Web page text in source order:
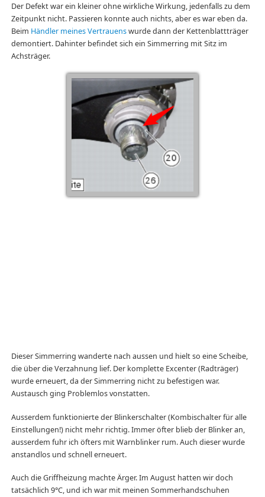
Der Defekt war ein kleiner ohne wirkliche Wirkung, jedenfalls zu dem
Zeitpunkt nicht. Passieren konnte auch nichts, aber es war eben da.
Beim Händler meines Vertrauenswurde dann der Kettenblattträger
demontiert. Dahinter befindet sich ein Simmerring mit Sitz im
Achsträger.
Dieser Simmerring wanderte nach aussen und hielt so eine Scheibe,
die über die Verzahnung lief. Der komplette Excenter (Radträger)
wurde erneuert, da der Simmerring nicht zu befestigen war.
Austausch ging Problemlos vonstatten.
Ausserdem funktionierte der Blinkerschalter (Kombischalter für alle
Einstellungen!) nicht mehr richtig. Immer öfter blieb der Blinker an,
ausserdem fuhr ich öfters mit Warnblinker rum. Auch dieser wurde
anstandlos und schnell erneuert.
Auch die Griffheizung machte Ärger. Im August hatten wir doch
tatsächlich 9°C, und ich war mit meinen Sommerhandschuhen